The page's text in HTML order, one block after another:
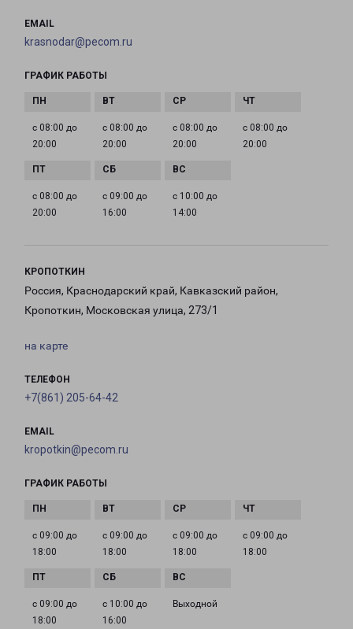
EMAIL
krasnodar@pecom.ru
ГРАФИК РАБОТЫ
с 08:00 до
20:00
с 08:00 до
20:00
с 08:00 до
20:00
с 08:00 до
20:00
с 08:00 до
20:00
с 09:00 до
16:00
с 10:00 до
14:00
КРОПОТКИН
Россия, Краснодарский край, Кавказский район,
Кропоткин, Московская улица, 273/1
на карте
ТЕЛЕФОН
+7(861) 205-64-42
EMAIL
kropotkin@pecom.ru
ГРАФИК РАБОТЫ
с 09:00 до
18:00
с 09:00 до
18:00
с 09:00 до
18:00
с 09:00 до
18:00
с 09:00 до
18:00
с 10:00 до
16:00
Выходной